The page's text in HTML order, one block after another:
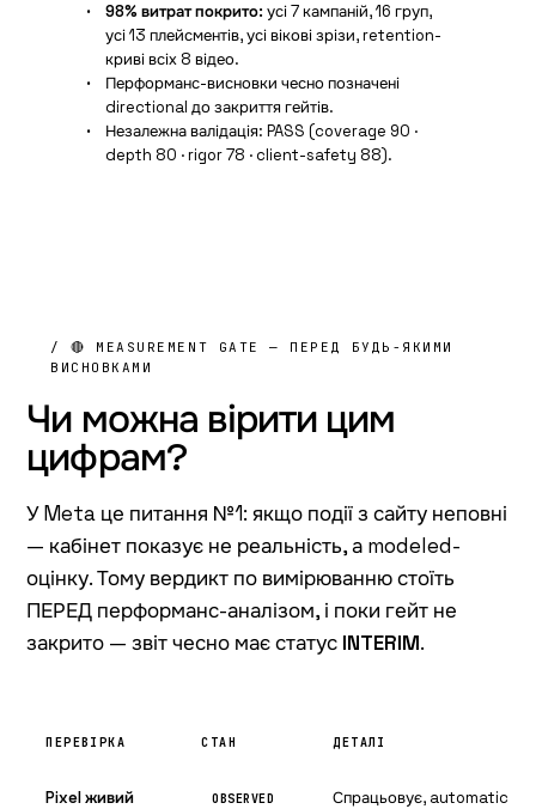
98% витрат покрито: усі 7 кампаній, 16 груп,
усі 13 плейсментів, усі вікові зрізи, retention-
криві всіх 8 відео.
Перформанс-висновки чесно позначені
directional до закриття гейтів.
Незалежна валідація: PASS (coverage 90 ·
depth 80 · rigor 78 · client-safety 88).
/ 🔴 MEASUREMENT GATE — ПЕРЕД БУДЬ-ЯКИМИ
ВИСНОВКАМИ
Чи можна вірити цим
цифрам?
У Meta це питання №1: якщо події з сайту неповні
— кабінет показує не реальність, а modeled-
оцінку. Тому вердикт по вимірюванню стоїть
ПЕРЕД перформанс-аналізом, і поки гейт не
закрито — звіт чесно має статус INTERIM.
ПЕРЕВІРКА СТАН ДЕТАЛІ
Pixel живий OBSERVED Спрацьовує, automatic